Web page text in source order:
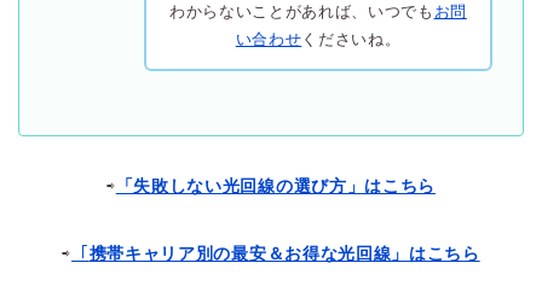
わからないことがあれば、いつでも お問
い合わせ くださいね。
⇨ 「失敗しない光回線の選び方」はこちら
⇨ 携帯キャリア別の最安＆お得な光回線」はこちら